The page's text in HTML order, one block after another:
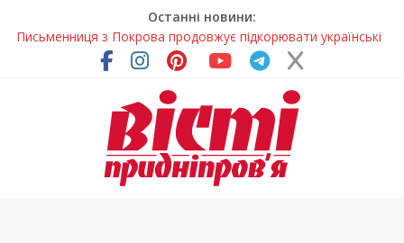
Останні новини:
Письменниця з Покрова продовжує підкорювати українські
та міжнародні творчі вершини
У Дніпрі повністю оновили один із найзавантаженіших
Педагоги Дніпропетровщини увійшли до числа найкращих
учителів України
У прифронтовій громаді Дніпропетровщини планують
суттєво підвищити тарифи на воду